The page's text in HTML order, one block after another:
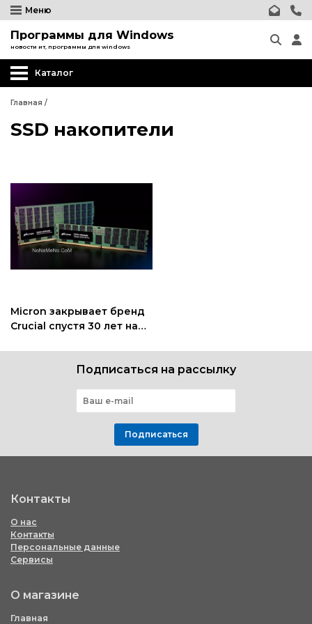
Меню
Программы для Windows
новости ит, программы для windows
Каталог
Главная /
SSD накопители
Micron закрывает бренд
Crucial спустя 30 лет на
Подписаться на рассылку
Подписаться
Контакты
О нас
Контакты
Персональные данные
Сервисы
О магазине
Главная